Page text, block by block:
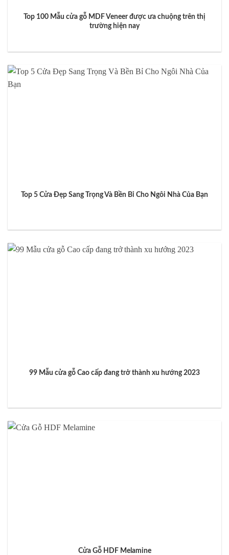
Top 100 Mẫu cửa gỗ MDF Veneer được ưa chuộng trên thị
trường hiện nay
Top 5 Cửa Đẹp Sang Trọng Và Bền Bỉ Cho Ngôi Nhà Của Bạn
99 Mẫu cửa gỗ Cao cấp đang trở thành xu hướng 2023
Cửa Gỗ HDF Melamine